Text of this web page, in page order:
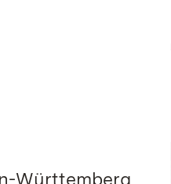
Württemberg